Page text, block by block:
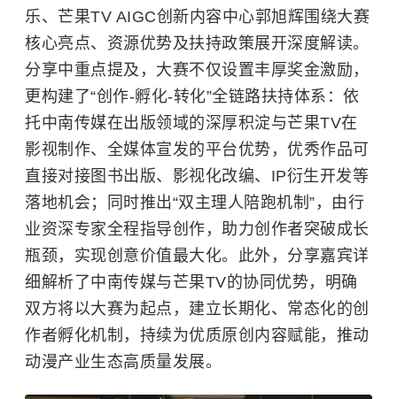
乐、芒果TV AIGC创新内容中心郭旭辉围绕大赛
核心亮点、资源优势及扶持政策展开深度解读。
分享中重点提及，大赛不仅设置丰厚奖金激励，
更构建了“创作-孵化-转化”全链路扶持体系：依
托中南传媒在出版领域的深厚积淀与芒果TV在
影视制作、全媒体宣发的平台优势，优秀作品可
直接对接图书出版、影视化改编、IP衍生开发等
落地机会；同时推出“双主理人陪跑机制”，由行
业资深专家全程指导创作，助力创作者突破成长
瓶颈，实现创意价值最大化。此外，分享嘉宾详
细解析了中南传媒与芒果TV的协同优势，明确
双方将以大赛为起点，建立长期化、常态化的创
作者孵化机制，持续为优质原创内容赋能，推动
动漫产业生态高质量发展。